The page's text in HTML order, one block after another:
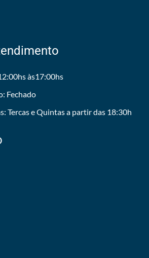
às17:00hs
Fechado
Tercas e Quintas a partir das 18:30h